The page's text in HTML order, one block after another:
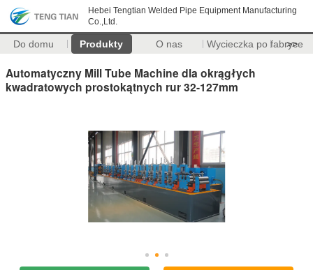
Hebei Tengtian Welded Pipe Equipment Manufacturing
Co.,Ltd.
Do domu Produkty O nas Wycieczka po fabryce
>>
Automatyczny Mill Tube Machine dla okrągłych
kwadratowych prostokątnych rur 32-127mm